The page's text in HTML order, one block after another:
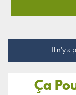
Il n'y a
Ça